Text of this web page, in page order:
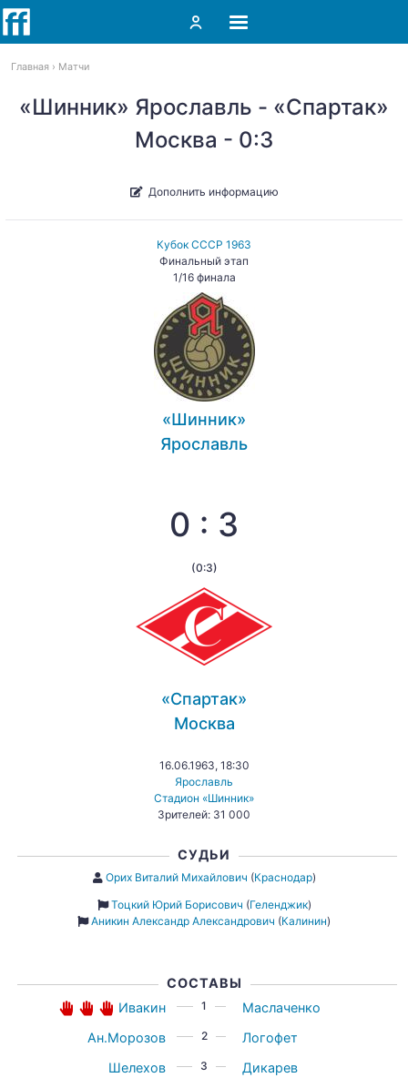
Главная Матчи
«Шинник» Ярославль - «Спартак»
Москва - 0:3
Дополнить информацию
Кубок СССР 1963
Финальный этап
1/16 финала
«Шинник»
Ярославль
0 : 3
(0:3)
«Спартак»
Москва
16.06.1963, 18:30
Ярославль
Стадион «Шинник»
Зрителей: 31 000
СУДЬИ
Орих Виталий Михайлович (Краснодар)
Тоцкий Юрий Борисович (Геленджик)
Аникин Александр Александрович (Калинин)
СОСТАВЫ
Ивакин
1
Маслаченко
Ан.Морозов
2
Логофет
Шелехов
3
Дикарев